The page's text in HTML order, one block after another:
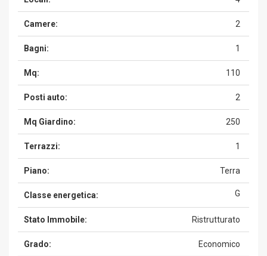
Camere: 2
Bagni: 1
Mq: 110
Posti auto: 2
Mq Giardino: 250
Terrazzi: 1
Piano: Terra
Classe energetica: G
Stato Immobile: Ristrutturato
Grado: Economico